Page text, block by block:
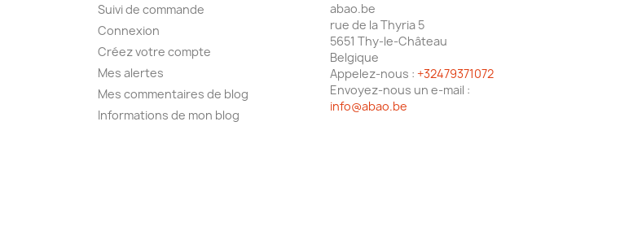
Suivi de commande
Connexion
Créez votre compte
Mes alertes
Mes commentaires de blog
Informations de mon blog
abao.be
rue de la Thyria 5
5651 Thy-le-Château
Belgique
Appelez-nous : +32479371072
Envoyez-nous un e-mail :
info@abao.be